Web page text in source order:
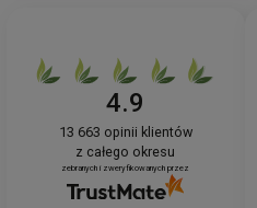
4.9
13 663 opinii klientów
z całego okresu
zebranych i zweryfikowanych przez